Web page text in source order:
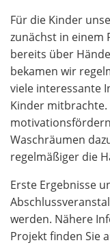
Für die Kinder
zunächst in einem
bereits über
bekamen wir
viele interessante
Kinder
Waschräumen
regelmäßiger die
Erste Ergebnisse
werden. Nähere
Projekt finden Sie